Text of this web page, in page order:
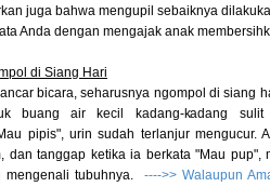
juga bahwa mengupil sebaiknya
Anda dengan mengajak anak
di Siang Hari
bicara, seharusnya ngompol di siang
buang air kecil kadang-kadang
pipis", urin sudah terlanjur mengucur.
dan tanggap ketika ia berkata "Mau pup",
mengenali tubuhnya. ---->> Walaupun